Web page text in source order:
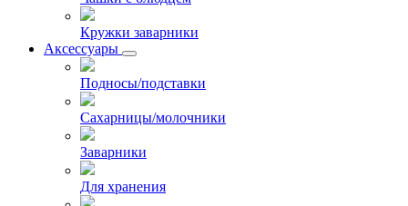
Кружки заварники
Аксессуары
Подносы/подставки
Сахарницы/молочники
Заварники
Для хранения